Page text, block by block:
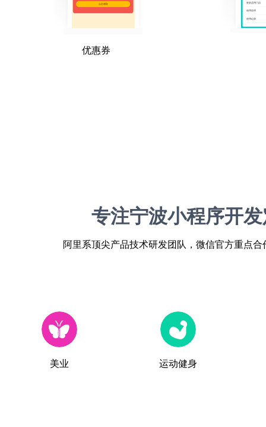
优惠券
专注宁波小程序开
阿里系顶尖产品技术研发团队，微信官方重点
美业 运动健身